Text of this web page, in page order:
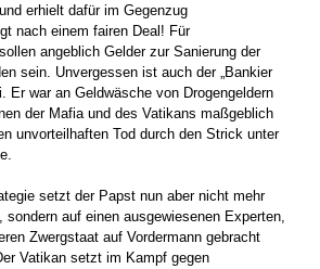
erhielt dafür im Gegenzug
nach einem fairen Deal! Für
angeblich Gelder zur Sanierung der
sein. Unvergessen ist auch der „Bankier
Er war an Geldwäsche von Drogengeldern
der Mafia und des Vatikans maßgeblich
unvorteilhaften Tod durch den Strick unter
setzt der Papst nun aber nicht mehr
sondern auf einen ausgewiesenen Experten,
Zwergstaat auf Vordermann gebracht
Vatikan setzt im Kampf gegen